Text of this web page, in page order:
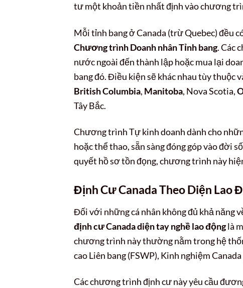
tư một khoản tiền nhất định vào chương
Mỗi tỉnh bang ở Canada (trừ Quebec) đều
Chương trình Doanh nhân Tỉnh bang. Các
nước ngoài đến thành lập hoặc mua lại
bang đó. Điều kiện sẽ khác nhau tùy thuộc
British Columbia, Manitoba, Nova Scotia,
Tây Bắc.
Chương trình Tự kinh doanh dành cho
hoặc thể thao, sẵn sàng đóng góp vào đời
quyết hồ sơ tồn đọng, chương trình này
Định Cư Canada Theo Diện Lao
Đối với những cá nhân không đủ khả năng
định cư Canada diện tay nghề lao độnglà
chương trình này thường nằm trong hệ
cao Liên bang (FSWP), Kinh nghiệm
Các chương trình định cư này yêu cầu